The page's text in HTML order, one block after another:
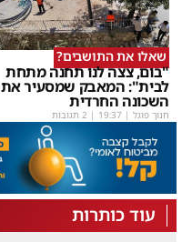
שאלו את התושבים?
"בום, צצה לנו תחנה מתחת
לבית": המאבק שמסעיר את
השכונה החרדית
חנוך פוגל |
19:37 | 2 תגובות
עוד כותרות